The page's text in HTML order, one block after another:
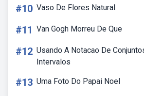
#10 Vaso De Flores Natural
#11 Van Gogh Morreu De Que
#12 Usando A Notacao De
Intervalos
#13 Uma Foto Do Papai Noel